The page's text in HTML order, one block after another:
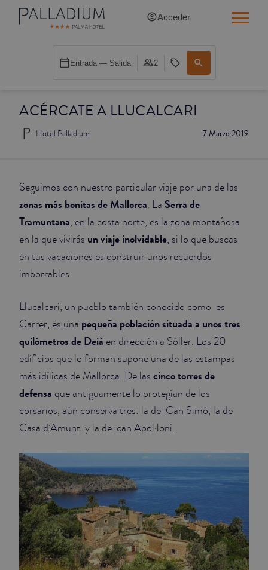
ACÉRCATE A LLUCALCARI
7 Marzo 2019
Hotel Palladium
Seguimos con nuestro particular viaje por una de las
zonas más bonitas de Mallorca. La Serra de
Tramuntana, en la costa norte, es la zona montañosa
en la que vivirás un viaje inolvidable, si lo que buscas
en tus vacaciones es construir unos recuerdos
imborrables.
Llucalcari, un pueblo también conocido como es
Carrer, es una pequeña población situada a unos tres
quilómetros de Deià en dirección a Sóller. Los 20
edificios que lo forman supone una de las estampas
más idílicas de Mallorca. De las cinco torres de
defensa que antiguamente lo protegían de los
corsarios, aún conserva tres: la de Can Simó, la de
Casa d’Amunt y la de can Apol·loni.
Acceder
Entrada — Salida 2
INDIVIDUAL BALCÓN CATEDRAL
DOBLE RED
DOBLE WHITE
DOBLE INN CATEDRAL
SUPERIOR
SUITE